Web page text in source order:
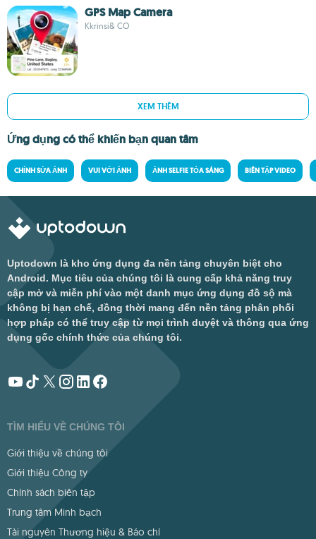
GPS Map Camera
Kkrinsi& CO
XEM THÊM
Ứng dụng có thể khiến bạn quan tâm
CHỈNH SỬA ẢNH VUI VỚI ẢNH ẢNH SELFIE TỎA SÁNG BIÊN TẬP VIDEO
Uptodown là kho ứng dụng đa nền tảng chuyên biệt cho
Android. Mục tiêu của chúng tôi là cung cấp khả năng truy
cập mở và miễn phí vào một danh mục ứng dụng đồ sộ mà
không bị hạn chế, đồng thời mang đến nền tảng phân phối
hợp pháp có thể truy cập từ mọi trình duyệt và thông qua ứng
dụng gốc chính thức của chúng tôi.
TÌM HIỂU VỀ CHÚNG TÔI
Giới thiệu về chúng tôi
Giới thiệu Công ty
Chính sách biên tập
Trung tâm Minh bạch
Tài nguyên Thương hiệu & Báo chí